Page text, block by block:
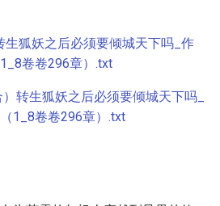
生狐妖之后必须要倾城天下吗_作
卷卷296章）.txt
转生狐妖之后必须要倾城天下吗_
1_8卷卷296章）.txt